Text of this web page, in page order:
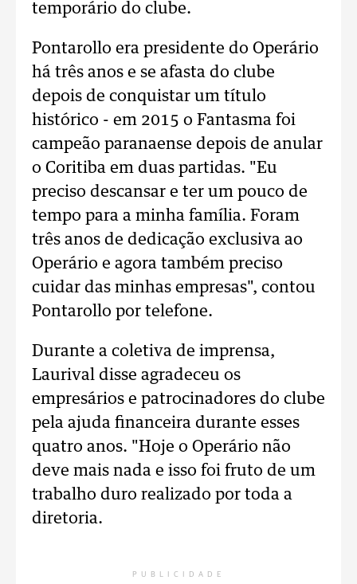
temporário do clube.
Pontarollo era presidente do Operário
há três anos e se afasta do clube
depois de conquistar um título
histórico - em 2015 o Fantasma foi
campeão paranaense depois de anular
o Coritiba em duas partidas. "Eu
preciso descansar e ter um pouco de
tempo para a minha família. Foram
três anos de dedicação exclusiva ao
Operário e agora também preciso
cuidar das minhas empresas", contou
Pontarollo por telefone.
Durante a coletiva de imprensa,
Laurival disse agradeceu os
empresários e patrocinadores do clube
pela ajuda financeira durante esses
quatro anos. "Hoje o Operário não
deve mais nada e isso foi fruto de um
trabalho duro realizado por toda a
diretoria.
PUBLICIDADE